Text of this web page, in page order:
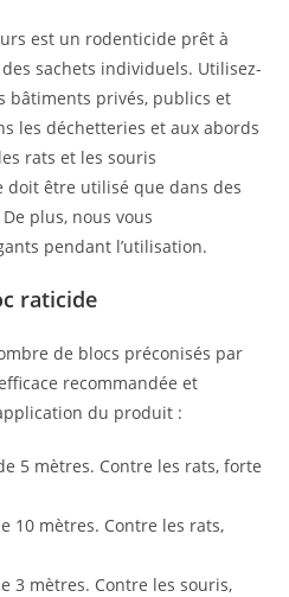
est un rodenticide prêt à
sachets individuels. Utilisez-
bâtiments privés, publics et
les déchetteries et aux abords
rats et les souris
doit être utilisé que dans des
plus, nous vous
pendant l’utilisation.
raticide
de blocs préconisés par
recommandée et
du produit :
5 mètres. Contre les rats, forte
10 mètres. Contre les rats,
3 mètres. Contre les souris,